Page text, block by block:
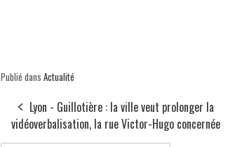
Publié dans Actualité
Lyon - Guillotière : la ville veut prolonger la
vidéoverbalisation, la rue Victor-Hugo concernée